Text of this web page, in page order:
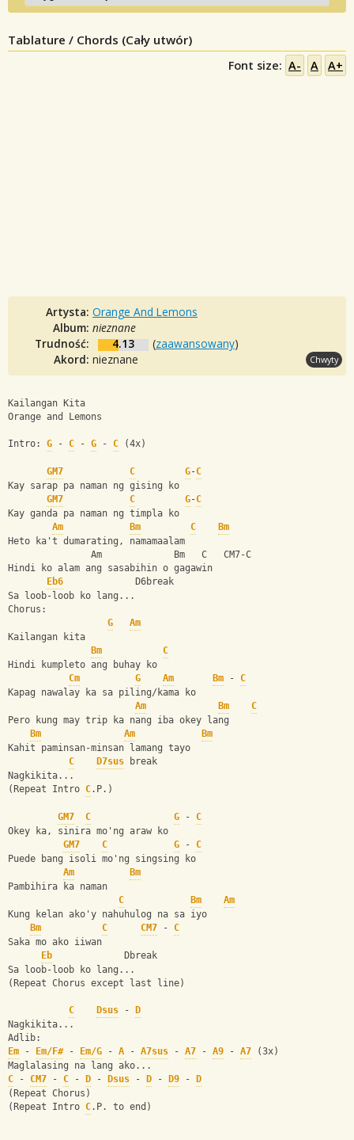
Tablature / Chords (Cały utwór)
Font size: A- A A+
Artysta: Orange And Lemons
Album: nieznane
Trudność:
4.13 (zaawansowany)
Akord: nieznane Chwyty
Kailangan Kita
Orange and Lemons
Intro: G - C - G - C (4x)
GM7 C G-C
Kay sarap pa naman ng gising ko
GM7
C G-C
Kay ganda pa naman ng timpla ko
Am
Bm C
Bm
Heto ka't dumarating, namamaalam
               Am             Bm   C   CM7-C
Hindi ko alam ang sasabihin o gagawin
Eb6
             D6break
Sa loob-loob ko lang...
Chorus:
G
Am
Kailangan kita
Bm
C
Hindi kumpleto ang buhay ko
Cm
G Am Bm - C
Kapag nawalay ka sa piling/kama ko
Am
Bm
C
Pero kung may trip ka nang iba okey lang
Bm
Am
Bm
Kahit paminsan-minsan lamang tayo
C
D7sus break
Nagkikita...
(Repeat Intro C.P.)
GM7 C G - C
Okey ka, sinira mo'ng araw ko
GM7
C G - C
Puede bang isoli mo'ng singsing ko
Am
Bm
Pambihira ka naman
C
Bm
Am
Kung kelan ako'y nahuhulog na sa iyo
Bm
C CM7 - C
Saka mo ako iiwan
Eb
             Dbreak
Sa loob-loob ko lang...
(Repeat Chorus except last line)
C Dsus -
D
Nagkikita...
Adlib:
Em - Em/F# - Em/G - A - A7sus - A7 - A9 - A7 (3x)
Maglalasing na lang ako...
C - CM7 - C - D - Dsus - D - D9 -
D
(Repeat Chorus)
(Repeat Intro C.P. to end)